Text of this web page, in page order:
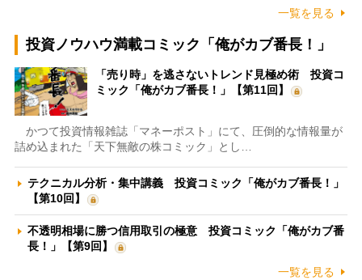
一覧を見る
投資ノウハウ満載コミック「俺がカブ番長！」
「売り時」を逃さないトレンド見極め術 投資コ
ミック「俺がカブ番長！」【第11回】
かつて投資情報雑誌「マネーポスト」にて、圧倒的な情報量が
詰め込まれた「天下無敵の株コミック」とし…
テクニカル分析・集中講義 投資コミック「俺がカブ番長！」
【第10回】
不透明相場に勝つ信用取引の極意 投資コミック「俺がカブ番
長！」【第9回】
一覧を見る